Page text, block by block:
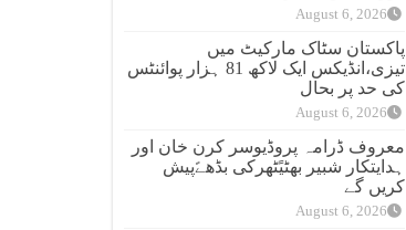
August 6, 2026
پاکستان سٹاک مارکیٹ میں
تیزی،انڈیکس ایک لاکھ 81 ہزار پوائنٹس
کی حد پر بحال
August 6, 2026
معروف ڈرامہ پروڈیوسر کرن خان اور
ہدایتکار شبیر بھٹیًٹھرکی بڈھےًپیش
کریں گے
August 6, 2026